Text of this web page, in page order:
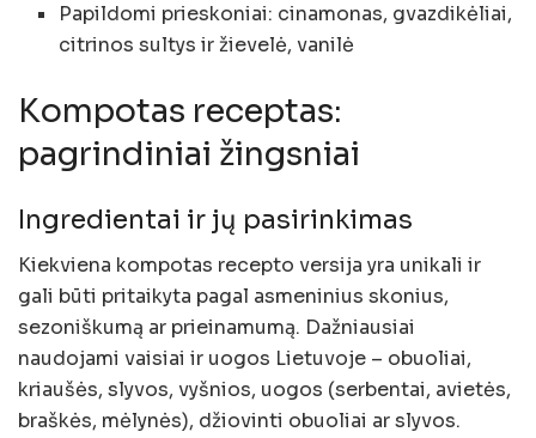
Papildomi prieskoniai: cinamonas, gvazdikėliai,
citrinos sultys ir žievelė, vanilė
Kompotas receptas:
pagrindiniai žingsniai
Ingredientai ir jų pasirinkimas
Kiekviena kompotas recepto versija yra unikali ir
gali būti pritaikyta pagal asmeninius skonius,
sezoniškumą ar prieinamumą. Dažniausiai
naudojami vaisiai ir uogos Lietuvoje – obuoliai,
kriaušės, slyvos, vyšnios, uogos (serbentai, avietės,
braškės, mėlynės), džiovinti obuoliai ar slyvos.